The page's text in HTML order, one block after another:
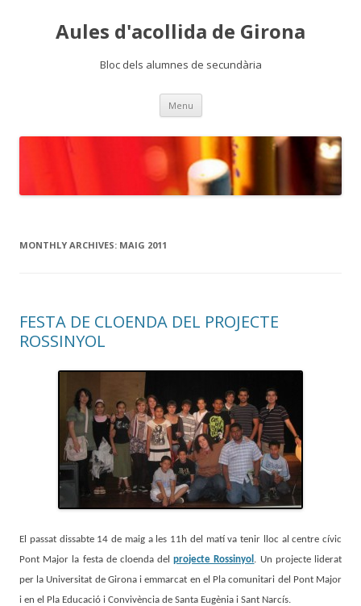
Aules d'acollida de Girona
Bloc dels alumnes de secundària
Menu Skip
content
MONTHLY ARCHIVES: MAIG 2011
FESTA DE CLOENDA DEL PROJECTE
ROSSINYOL
El passat dissabte 14 de maig a les 11h del matí va tenir lloc al centre cívic
Pont Major la festa de cloenda delprojecte Rossinyol . Un projecte liderat
per la Universitat de Girona i emmarcat en el Pla comunitari del Pont Major
i en el Pla Educació i Convivència de Santa Eugènia i Sant Narcís.